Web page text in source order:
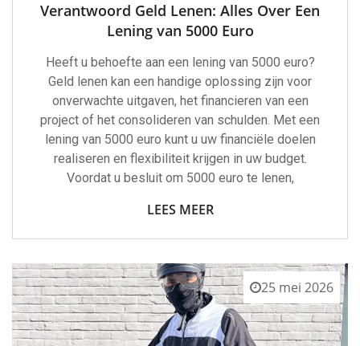
Verantwoord Geld Lenen: Alles Over Een
Lening van 5000 Euro
Heeft u behoefte aan een lening van 5000 euro?
Geld lenen kan een handige oplossing zijn voor
onverwachte uitgaven, het financieren van een
project of het consolideren van schulden. Met een
lening van 5000 euro kunt u uw financiële doelen
realiseren en flexibiliteit krijgen in uw budget.
Voordat u besluit om 5000 euro te lenen,
LEES MEER
25 mei 2026